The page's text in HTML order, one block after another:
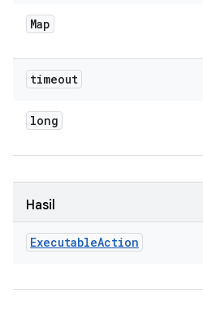
Map
timeout
long
Hasil
ExecutableAction